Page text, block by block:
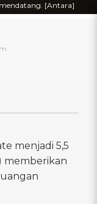
mendatang. [Antara]
menjadi 5,5
memberikan